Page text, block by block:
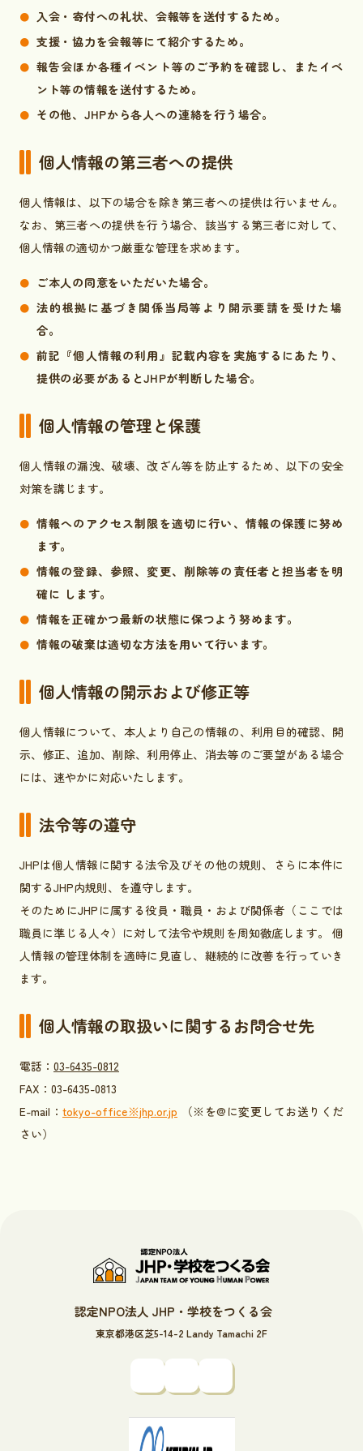
入会・寄付への礼状、会報等を送付するため。
支援・協力を会報等にて紹介するため。
報告会ほか各種イベント等のご予約を確認し、またイベ
ント等の情報を送付するため。
その他、JHPから各人への連絡を行う場合。
個人情報の第三者への提供
個人情報は、以下の場合を除き第三者への提供は行いません。
なお、第三者への提供を行う場合、該当する第三者に対して、
個人情報の適切かつ厳重な管理を求めます。
ご本人の同意をいただいた場合。
法的根拠に基づき関係当局等より開示要請を受けた場
合。
前記『個人情報の利用』記載内容を実施するにあたり、
提供の必要があるとJHPが判断した場合。
個人情報の管理と保護
個人情報の漏洩、破壊、改ざん等を防止するため、以下の安全
対策を講じます。
情報へのアクセス制限を適切に行い、情報の保護に努め
ます。
情報の登録、参照、変更、削除等の責任者と担当者を明
確に します。
情報を正確かつ最新の状態に保つよう努めます。
情報の破棄は適切な方法を用いて行います。
個人情報の開示および修正等
個人情報について、本人より自己の情報の、利用目的確認、開
示、修正、追加、削除、利用停止、消去等のご要望がある場合
には、速やかに対応いたします。
法令等の遵守
JHPは個人情報に関する法令及びその他の規則、さらに本件に
関するJHP内規則、を遵守します。
そのためにJHPに属する役員・職員・および関係者（ここでは
職員に準じる人々）に対して法令や規則を周知徹底します。 個
人情報の管理体制を適時に見直し、継続的に改善を行っていき
ます。
個人情報の取扱いに関するお問合せ先
電話： 03-6435-0812
FAX：03-6435-0813
E-mail： tokyo-office※jhp.or.jp （※を@に変更してお送りくだ
さい）
認定NPO法人 JHP・学校をつくる会
東京都港区芝5-14-2 Landy Tamachi 2F